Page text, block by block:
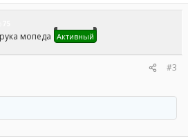
мопеда Активный
#3